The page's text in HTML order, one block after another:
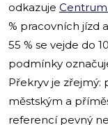
odkazuje
% pracovních jízd
55 % se vejde do
podmínky
Překryv je zřejmý:
městským a
referencí pevný